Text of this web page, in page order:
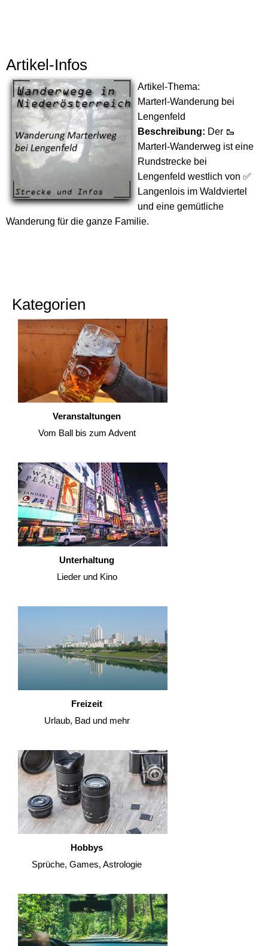
Artikel-Infos
Artikel-Thema:
Marterl-Wanderung bei
Lengenfeld
Beschreibung: Der 🥾
Marterl-Wanderweg ist eine
Rundstrecke bei
Lengenfeld westlich von ✅
Langenlois im Waldviertel
und eine gemütliche
Wanderung für die ganze Familie.
Kategorien
Veranstaltungen
Vom Ball bis zum Advent
Unterhaltung
Lieder und Kino
Freizeit
Urlaub, Bad und mehr
Hobbys
Sprüche, Games, Astrologie